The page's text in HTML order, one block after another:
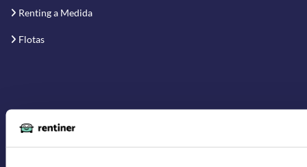
Renting a Medida
Flotas